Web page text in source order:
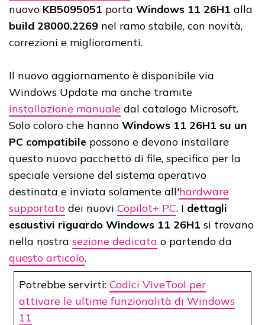
nuovo KB5095051 porta Windows 11 26H1 alla
build 28000.2269 nel ramo stabile, con novità,
correzioni e miglioramenti.
Il nuovo aggiornamento è disponibile via
Windows Update ma anche tramite
installazione manuale dal catalogo Microsoft.
Solo coloro che hanno Windows 11 26H1 su un
PC compatibile possono e devono installare
questo nuovo pacchetto di file, specifico per la
speciale versione del sistema operativo
destinata e inviata solamente all'hardware
supportato dei nuovi Copilot+ PC. I dettagli
esaustivi riguardo Windows 11 26H1 si trovano
nella nostra sezione dedicata o partendo da
questo articolo.
Potrebbe servirti: Codici ViveTool per
attivare le ultime funzionalità di Windows
11